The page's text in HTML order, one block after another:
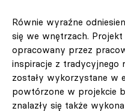
Równie wyraźne
się we wnętrzach.
opracowany przez
inspiracje z tradycyjnego
zostały wykorzystane w
powtórzone w projekcie
znalazły się także